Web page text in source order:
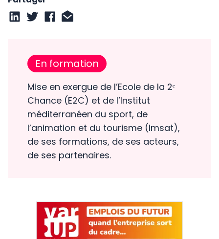
En formation
Mise en exergue de l’Ecole de la 2ᵉ
Chance (E2C) et de l’Institut
méditerranéen du sport, de
l’animation et du tourisme (Imsat),
de ses formations, de ses acteurs,
de ses partenaires.